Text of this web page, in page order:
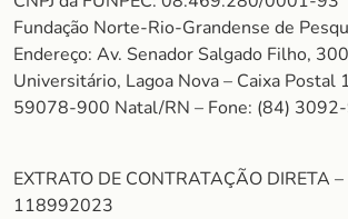
Fundação Norte-Rio-Grandense de
Endereço: Av. Senador Salgado Filho,
Universitário, Lagoa Nova – Caixa Postal
59078-900 Natal/RN – Fone: (84)
EXTRATO DE CONTRATAÇÃO DIRETA –
118992023